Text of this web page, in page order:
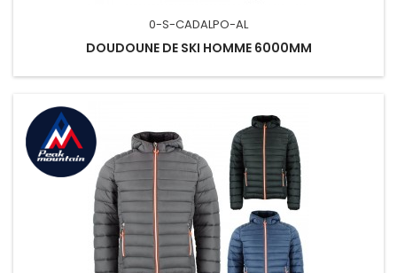
0-S-CADALPO-AL
DOUDOUNE DE SKI HOMME 6000MM